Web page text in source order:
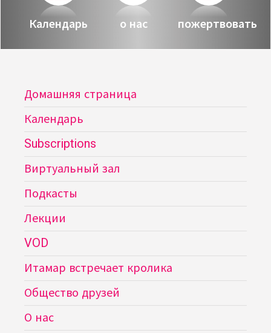
Календарь о нас пожертвовать
Домашняя страница
Календарь
Subscriptions
Виртуальный зал
Подкасты
Лекции
VOD
Итамар встречает кролика
Общество друзей
О нас